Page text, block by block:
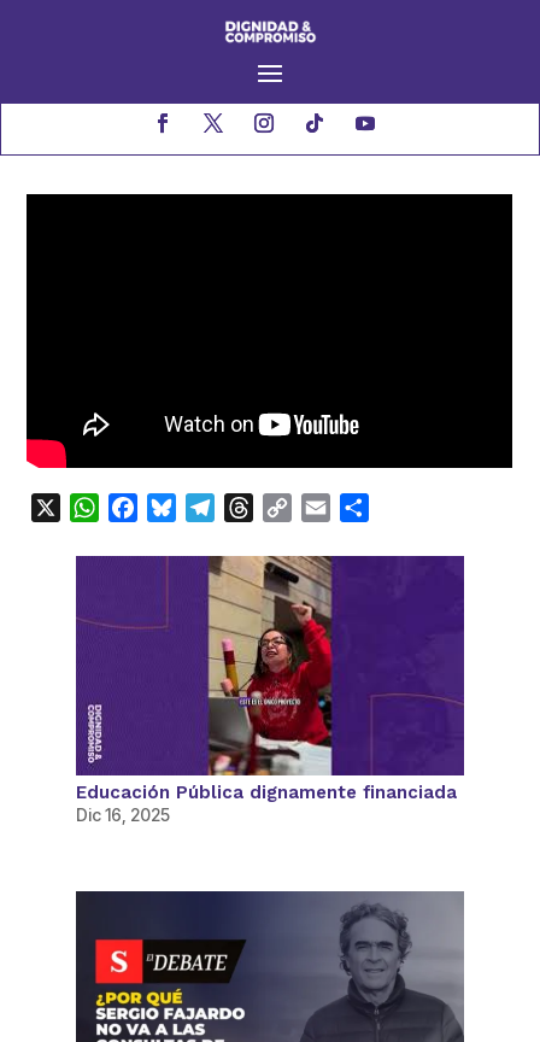
WhatsApp
FacebookBlueskyTelegramThreads
Copy Email
Educación Pública dignamente financiada
Dic 16, 2025